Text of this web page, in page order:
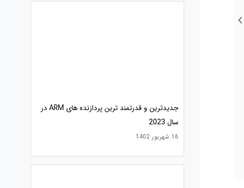
جدیدترین و قدرتمند ترین پردازنده های ARM در
سال 2023
16 شهریور 1402